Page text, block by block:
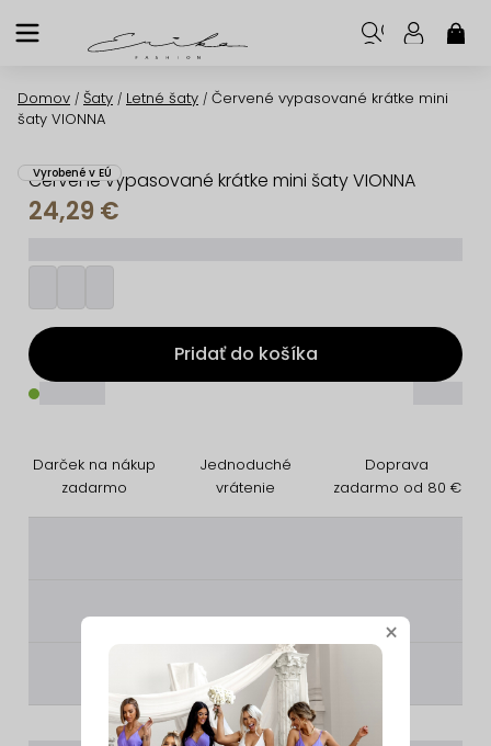
na
Domov / Šaty / Letné šaty / Červené vypasované krátke mini
šaty VIONNA
Červené vypasované krátke mini šaty VIONNA
Vyrobené v EÚ
24,29 €
Pridať do košíka
Darček na nákup
zadarmo
Jednoduché
vrátenie
Doprava
zadarmo od 80 €
________
×